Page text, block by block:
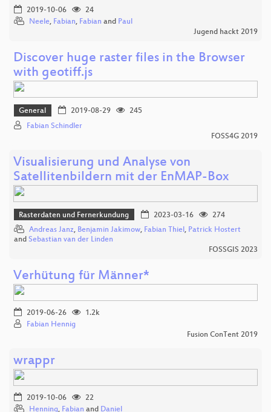
2019-10-06
24
Neele, Fabian, Fabian and Paul
Jugend hackt 2019
Discover huge raster files in the Browser
with geotiff.js
General 2019-08-29
245
Fabian Schindler
FOSS4G 2019
Visualisierung und Analyse von
Satellitenbildern mit der EnMAP-Box
Rasterdaten und Fernerkundung 2023-03-16
274
Andreas Janz, Benjamin Jakimow, Fabian Thiel, Patrick Hostert
and Sebastian van der Linden
FOSSGIS 2023
Verhütung für Männer*
2019-06-26
1.2k
Fabian Hennig
Fusion ConTent 2019
wrappr
2019-10-06
22
Henning, Fabian and Daniel